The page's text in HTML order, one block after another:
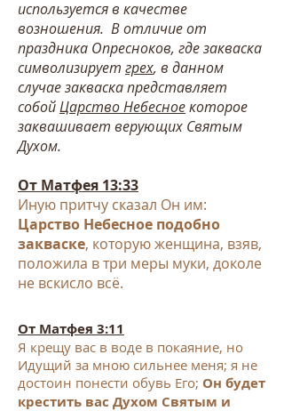
используется в качестве
возношения. В отличие от
праздника Опресноков, где закваска
символизирует грех, в данном
случае закваска представляет
собойЦарство Небесноекоторое
заквашивает верующих Святым
Духом.
От Матфея 13:33
Иную притчу сказал Он им:
Царство Небесное подобно
закваске, которую женщина, взяв,
положила в три меры муки, доколе
не вскисло всё.
От Матфея 3:11
Я крещу вас в воде в покаяние, но
Идущий за мною сильнее меня; я не
достоин понести обувь Его; Он будет
крестить вас Духом Святым и